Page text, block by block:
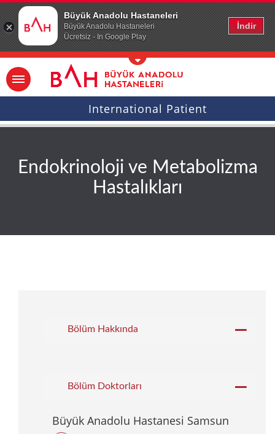
Büyük Anadolu Hastaneleri
Büyük Anadolu Hastaneleri
Ücretsiz - In Google Play
İndir
Ana icerige atla
International Patient
Endokrinoloji ve Metabolizma
Hastalıkları
Bölüm Hakkında
Bölüm Doktorları
Büyük Anadolu Hastanesi Samsun